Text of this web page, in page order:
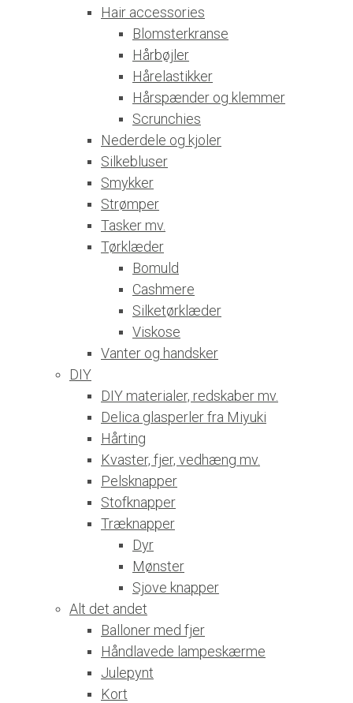
Hair accessories
Blomsterkranse
Hårbøjler
Hårelastikker
Hårspænder og klemmer
Scrunchies
Nederdele og kjoler
Silkebluser
Smykker
Strømper
Tasker mv.
Tørklæder
Bomuld
Cashmere
Silketørklæder
Viskose
Vanter og handsker
DIY
DIY materialer, redskaber mv.
Delica glasperler fra Miyuki
Hårting
Kvaster, fjer, vedhæng mv.
Pelsknapper
Stofknapper
Træknapper
Dyr
Mønster
Sjove knapper
Alt det andet
Balloner med fjer
Håndlavede lampeskærme
Julepynt
Kort